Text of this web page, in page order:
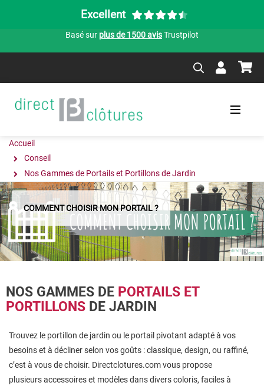
Excellent
Basé sur plus de 1500 avisTrustpilot
Accueil
Conseil
Nos Gammes de Portails et Portillons de Jardin
COMMENT CHOISIR MON PORTAIL ?
NOS GAMMES DE PORTAILS ET
PORTILLONS DE JARDIN
Trouvez le portillon de jardin ou le portail pivotant adapté à vos
besoins et à décliner selon vos goûts : classique, design, ou raffiné,
c’est à vous de choisir. Directclotures.com vous propose
plusieurs accessoires et modèles dans divers coloris, faciles à